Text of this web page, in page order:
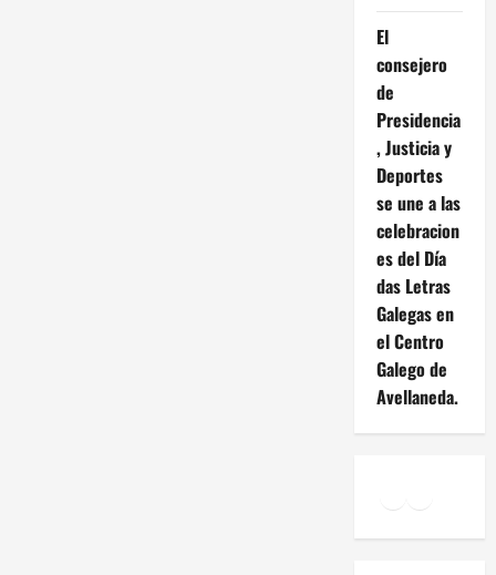
El
consejero
de
Presidencia
, Justicia y
Deportes
se une a las
celebracion
es del Día
das Letras
Galegas en
el Centro
Galego de
Avellaneda.